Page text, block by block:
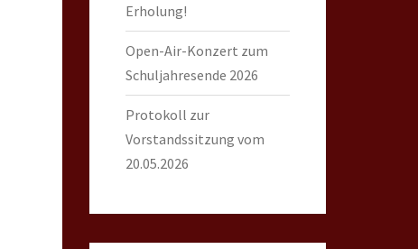
Erholung!
Open-Air-Konzert zum
Schuljahresende 2026
Protokoll zur
Vorstandssitzung vom
20.05.2026